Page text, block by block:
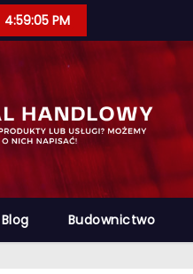
4:59:07 PM
Blog Budownictwo